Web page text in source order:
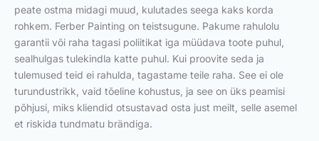
peate ostma midagi muud, kulutades seega kaks korda
rohkem. Ferber Painting on teistsugune. Pakume rahulolu
garantii või raha tagasi poliitikat iga müüdava toote puhul,
sealhulgas tulekindla katte puhul. Kui proovite seda ja
tulemused teid ei rahulda, tagastame teile raha. See ei ole
turundustrikk, vaid tõeline kohustus, ja see on üks peamisi
põhjusi, miks kliendid otsustavad osta just meilt, selle asemel
et riskida tundmatu brändiga.